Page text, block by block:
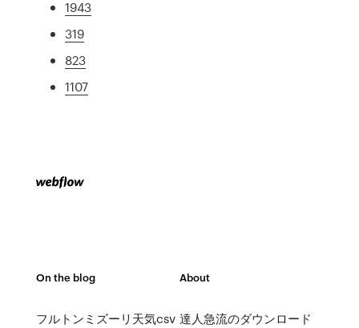
1943
319
823
1107
On the blog
フルトンミズーリ天気csv
About
達人急流のダウンロード